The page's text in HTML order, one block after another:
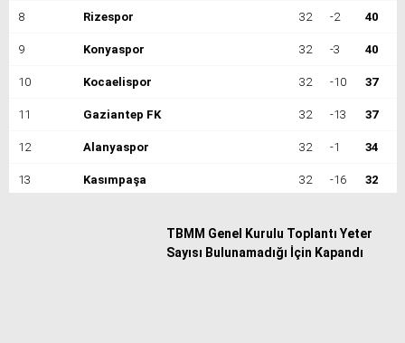
8 Rizespor 32 -2 40
9 Konyaspor 32 -3 40
10 Kocaelispor 32 -10 37
11 Gaziantep FK 32 -13 37
12 Alanyaspor 32 -1 34
13 Kasımpaşa 32 -16 32
32
TBMM Genel Kurulu Toplantı Yeter
Sayısı Bulunamadığı İçin Kapandı